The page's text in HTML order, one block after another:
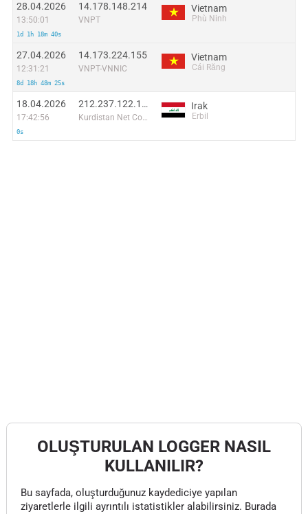
28.04.2026
13:50:01
1d 1h 18m 40s
14.178.148.214
VNPT
Vietnam
Phù Ninh
27.04.2026
12:31:21
8d 18h 48m 25s
14.173.224.155
VNPT-VNNIC
Vietnam
Cái Răng
18.04.2026
17:42:56
0s
212.237.122.126
Kurdistan Net Company for Computer and Internet Ltd.
Irak
Erbil
OLUŞTURULAN LOGGER NASIL
KULLANILIR?
Bu sayfada, oluşturduğunuz kaydediciye yapılan
ziyaretlerle ilgili ayrıntılı istatistikler alabilirsiniz. Burada